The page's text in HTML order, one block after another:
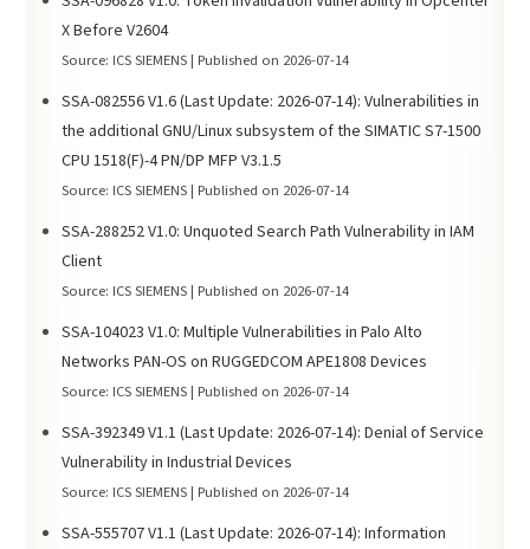
X Before V2604
Source: ICS SIEMENS Published on 2026-07-14
SSA-082556 V1.6 (Last Update: 2026-07-14): Vulnerabilities in
the additional GNU/Linux subsystem of the SIMATIC S7-1500
CPU 1518(F)-4 PN/DP MFP V3.1.5
Source: ICS SIEMENS Published on 2026-07-14
SSA-288252 V1.0: Unquoted Search Path Vulnerability in IAM
Client
Source: ICS SIEMENS Published on 2026-07-14
SSA-104023 V1.0: Multiple Vulnerabilities in Palo Alto
Networks PAN-OS on RUGGEDCOM APE1808 Devices
Source: ICS SIEMENS Published on 2026-07-14
SSA-392349 V1.1 (Last Update: 2026-07-14): Denial of Service
Vulnerability in Industrial Devices
Source: ICS SIEMENS Published on 2026-07-14
SSA-555707 V1.1 (Last Update: 2026-07-14): Information